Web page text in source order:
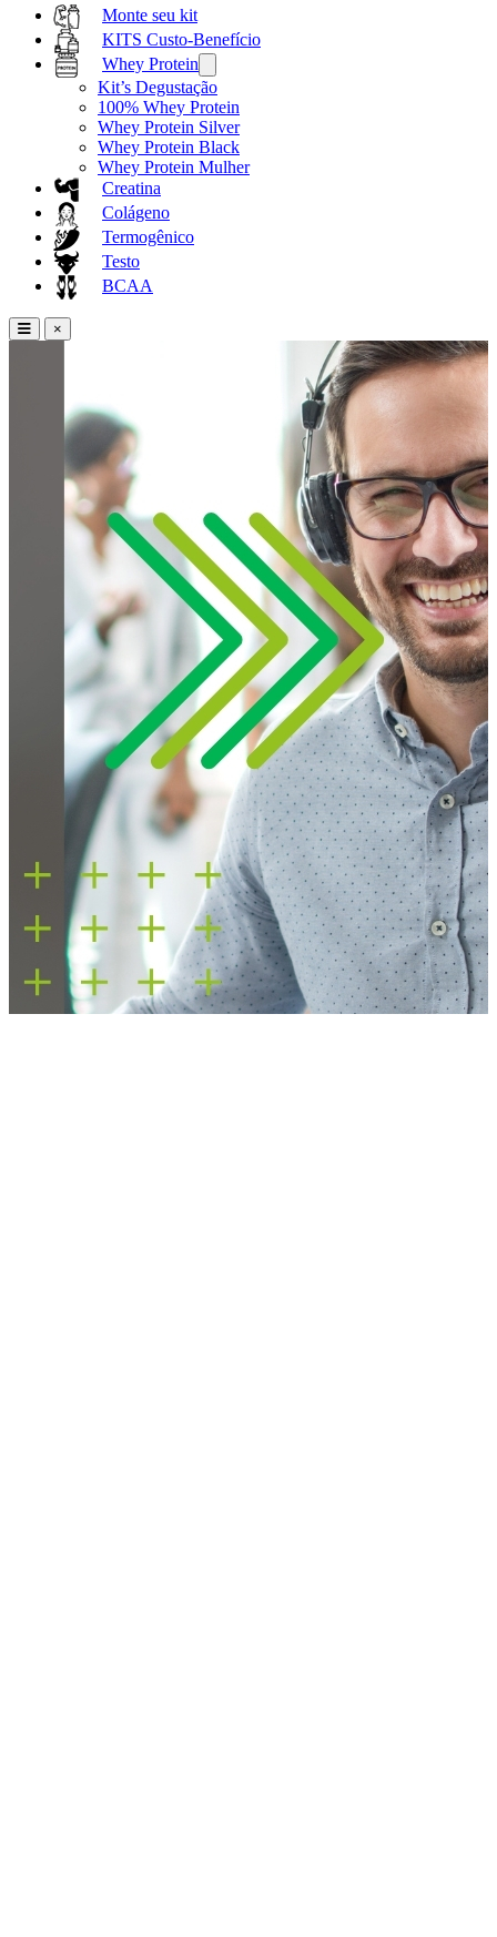
Monte seu kit
KITS Custo-Benefício
Whey Protein
Kit’s Degustação
100% Whey Protein
Whey Protein Silver
Whey Protein Black
Whey Protein Mulher
Creatina
Colágeno
Termogênico
Testo
BCAA
×